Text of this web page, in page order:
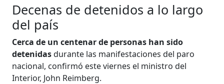
Decenas de detenidos a lo largo
del país
Cerca de un centenar de personas han sido
detenidasdurante las manifestaciones del paro
nacional, confirmó este viernes el ministro del
Interior, John Reimberg.